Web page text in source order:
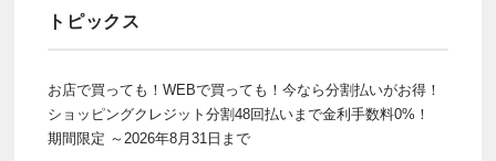
トピックス
お店で買っても！WEBで買っても！今なら分割払いがお得！
ショッピングクレジット分割48回払いまで金利手数料0%！
期間限定 ～2026年8月31日まで